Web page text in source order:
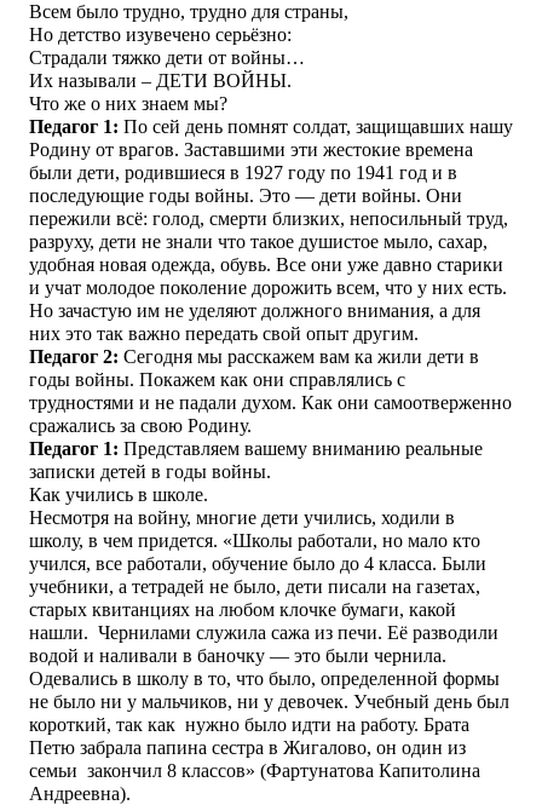
Всем было трудно, трудно для страны,
Но детство изувечено серьёзно:
Страдали тяжко дети от войны…
Их называли – ДЕТИ ВОЙНЫ.
Что же о них знаем мы?
Педагог 1: По сей день помнят солдат, защищавших нашу
Родину от врагов. Заставшими эти жестокие времена
были дети, родившиеся в 1927 году по 1941 год и в
последующие годы войны. Это — дети войны. Они
пережили всё: голод, смерти близких, непосильный труд,
разруху, дети не знали что такое душистое мыло, сахар,
удобная новая одежда, обувь. Все они уже давно старики
и учат молодое поколение дорожить всем, что у них есть.
Но зачастую им не уделяют должного внимания, а для
них это так важно передать свой опыт другим.
Педагог 2: Сегодня мы расскажем вам ка жили дети в
годы войны. Покажем как они справлялись с
трудностями и не падали духом. Как они самоотверженно
сражались за свою Родину.
Педагог 1: Представляем вашему вниманию реальные
записки детей в годы войны.
Как учились в школе.
Несмотря на войну, многие дети учились, ходили в
школу, в чем придется. «Школы работали, но мало кто
учился, все работали, обучение было до 4 класса. Были
учебники, а тетрадей не было, дети писали на газетах,
старых квитанциях на любом клочке бумаги, какой
нашли. Чернилами служила сажа из печи. Её разводили
водой и наливали в баночку — это были чернила.
Одевались в школу в то, что было, определенной формы
не было ни у мальчиков, ни у девочек. Учебный день был
короткий, так как нужно было идти на работу. Брата
Петю забрала папина сестра в Жигалово, он один из
семьи закончил 8 классов» (Фартунатова Капитолина
Андреевна).